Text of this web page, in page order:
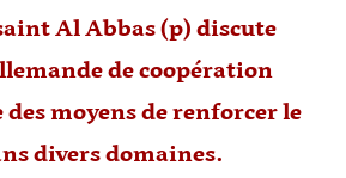
Al Abbas (p) discute
de coopération
moyens de renforcer le
divers domaines.